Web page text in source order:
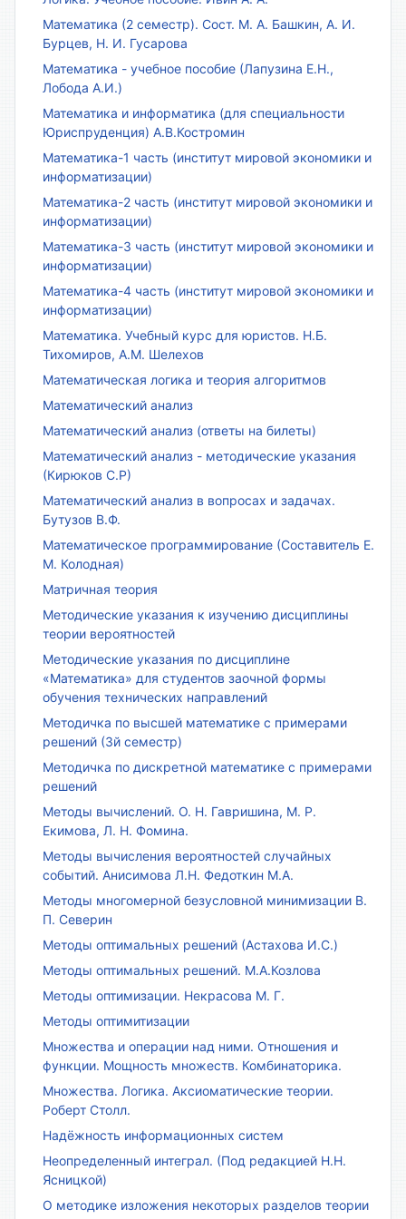
Математика (2 семестр). Сост. М. А. Башкин, А. И.
Бурцев, Н. И. Гусарова
Математика - учебное пособие (Лапузина Е.Н.,
Лобода А.И.)
Математика и информатика (для специальности
Юриспруденция) А.В.Костромин
Математика-1 часть (институт мировой экономики и
информатизации)
Математика-2 часть (институт мировой экономики и
информатизации)
Математика-3 часть (институт мировой экономики и
информатизации)
Математика-4 часть (институт мировой экономики и
информатизации)
Математика. Учебный курс для юристов. Н.Б.
Тихомиров, А.М. Шелехов
Математическая логика и теория алгоритмов
Математический анализ
Математический анализ (ответы на билеты)
Математический анализ - методические указания
(Кирюков С.Р)
Математический анализ в вопросах и задачах.
Бутузов В.Ф.
Математическое программирование (Составитель Е.
М. Колодная)
Матричная теория
Методические указания к изучению дисциплины
теории вероятностей
Методические указания по дисциплине
«Математика» для студентов заочной формы
обучения технических направлений
Методичка по высшей математике с примерами
решений (3й семестр)
Методичка по дискретной математике с примерами
решений
Методы вычислений. О. Н. Гавришина, М. Р.
Екимова, Л. Н. Фомина.
Методы вычисления вероятностей случайных
событий. Анисимова Л.Н. Федоткин М.А.
Методы многомерной безусловной минимизации В.
П. Северин
Методы оптимальных решений (Астахова И.С.)
Методы оптимальных решений. М.А.Козлова
Методы оптимизации. Некрасова М. Г.
Методы оптимитизации
Множества и операции над ними. Отношения и
функции. Мощность множеств. Комбинаторика.
Множества. Логика. Аксиоматические теории.
Роберт Столл.
Надёжность информационных систем
Неопределенный интеграл. (Под редакцией Н.Н.
Ясницкой)
О методике изложения некоторых разделов теории